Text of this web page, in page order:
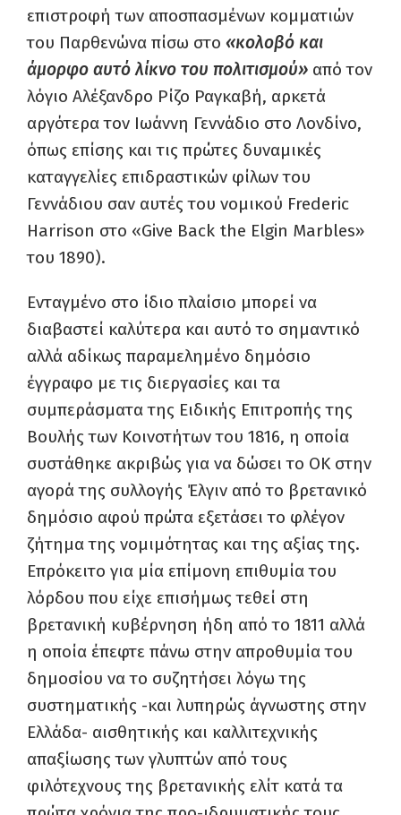
επιστροφή των αποσπασμένων κομματιών
του Παρθενώνα πίσω στο «κολοβό και
άμορφο αυτό λίκνο του πολιτισμού» από τον
λόγιο Αλέξανδρο Ρίζο Ραγκαβή, αρκετά
αργότερα τον Ιωάννη Γεννάδιο στο Λονδίνο,
όπως επίσης και τις πρώτες δυναμικές
καταγγελίες επιδραστικών φίλων του
Γεννάδιου σαν αυτές του νομικού Frederic
Harrison στο «Give Back the Elgin Marbles»
του 1890).
Ενταγμένο στο ίδιο πλαίσιο μπορεί να
διαβαστεί καλύτερα και αυτό το σημαντικό
αλλά αδίκως παραμελημένο δημόσιο
έγγραφο με τις διεργασίες και τα
συμπεράσματα της Ειδικής Επιτροπής της
Βουλής των Κοινοτήτων του 1816, η οποία
συστάθηκε ακριβώς για να δώσει το ΟΚ στην
αγορά της συλλογής Έλγιν από το βρετανικό
δημόσιο αφού πρώτα εξετάσει το φλέγον
ζήτημα της νομιμότητας και της αξίας της.
Επρόκειτο για μία επίμονη επιθυμία του
λόρδου που είχε επισήμως τεθεί στη
βρετανική κυβέρνηση ήδη από το 1811 αλλά
η οποία έπεφτε πάνω στην απροθυμία του
δημοσίου να το συζητήσει λόγω της
συστηματικής -και λυπηρώς άγνωστης στην
Ελλάδα- αισθητικής και καλλιτεχνικής
απαξίωσης των γλυπτών από τους
φιλότεχνους της βρετανικής ελίτ κατά τα